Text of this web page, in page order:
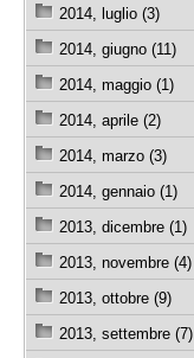
2014, luglio (3)
2014, giugno (11)
2014, maggio (1)
2014, aprile (2)
2014, marzo (3)
2014, gennaio (1)
2013, dicembre (1)
2013, novembre (4)
2013, ottobre (9)
2013, settembre (7)